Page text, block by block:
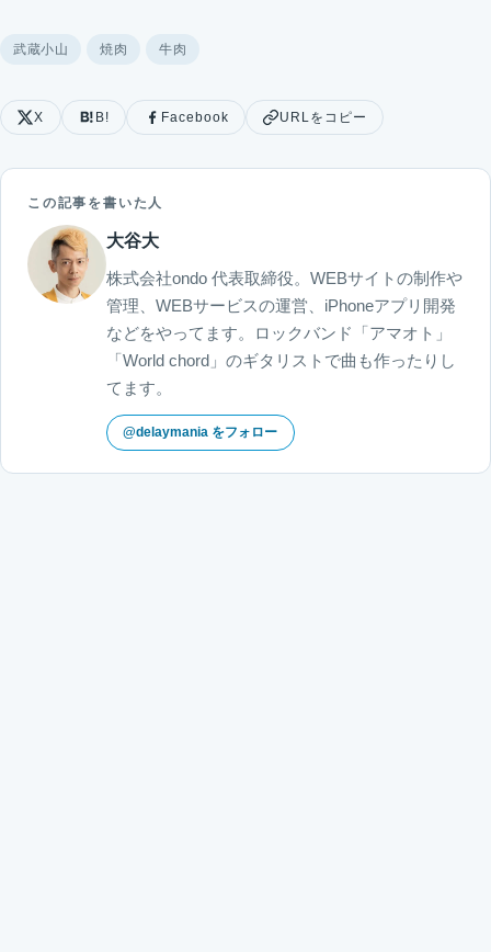
武蔵小山 焼肉 牛肉
X B! Facebook URLをコピー
この記事を書いた人
大谷大
株式会社ondo 代表取締役。WEBサイトの制作や
管理、WEBサービスの運営、iPhoneアプリ開発
などをやってます。ロックバンド「アマオト」
「World chord」のギタリストで曲も作ったりし
てます。
@delaymania をフォロー